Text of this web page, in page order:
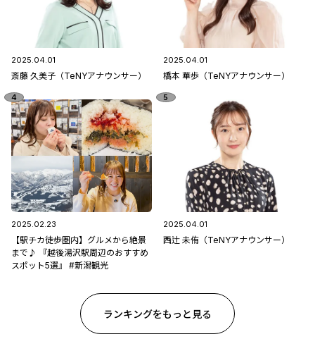
2025.04.01
斎藤 久美子（TeNYアナウンサー）
2025.04.01
橋本 華歩（TeNYアナウンサー）
2025.02.23
【駅チカ徒歩圏内】グルメから絶景
まで♪ 『越後湯沢駅周辺のおすすめ
スポット5選』 #新潟観光
2025.04.01
西辻 未侑（TeNYアナウンサー）
ランキングをもっと見る